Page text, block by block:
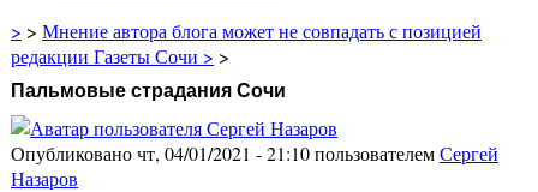
> > Мнение автора блога может не совпадать с позицией
редакции Газеты Сочи > >
Пальмовые страдания Сочи
Опубликовано чт, 04/01/2021 - 21:10 пользователемСергей
Назаров